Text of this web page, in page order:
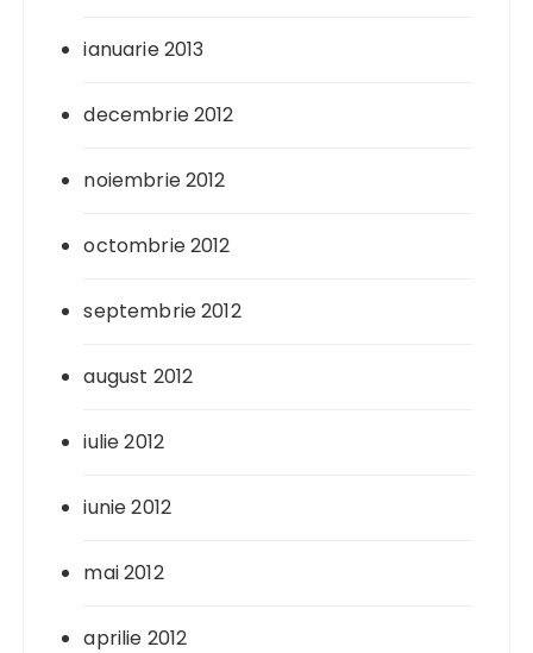
ianuarie 2013
decembrie 2012
noiembrie 2012
octombrie 2012
septembrie 2012
august 2012
iulie 2012
iunie 2012
mai 2012
aprilie 2012